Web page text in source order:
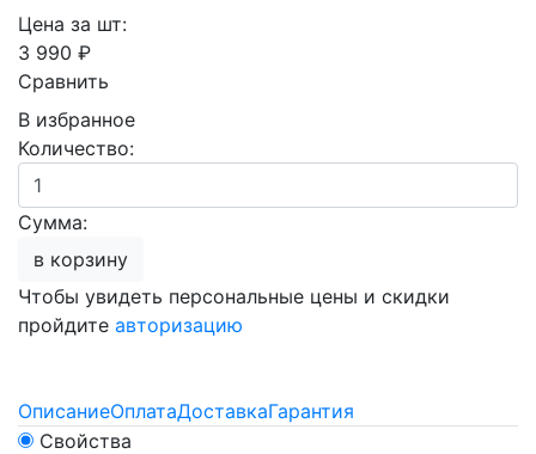
Цена за шт:
3 990 ₽
Сравнить
В избранное
Количество:
Сумма:
в корзину
Чтобы увидеть персональные цены и скидки
пройдите авторизацию
ОписаниеОплатаДоставкаГарантия
Свойства